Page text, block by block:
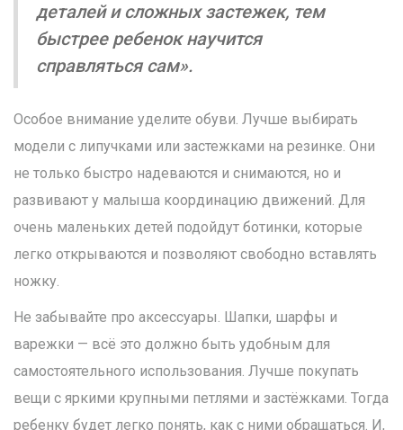
деталей и сложных застежек, тем
быстрее ребенок научится
справляться сам».
Особое внимание уделите обуви. Лучше выбирать
модели с липучками или застежками на резинке. Они
не только быстро надеваются и снимаются, но и
развивают у малыша координацию движений. Для
очень маленьких детей подойдут ботинки, которые
легко открываются и позволяют свободно вставлять
ножку.
Не забывайте про аксессуары. Шапки, шарфы и
варежки — всё это должно быть удобным для
самостоятельного использования. Лучше покупать
вещи с яркими крупными петлями и застёжками. Тогда
ребенку будет легко понять, как с ними обращаться. И,